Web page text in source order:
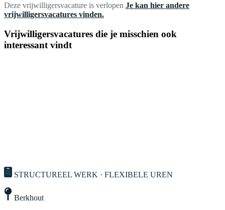
Deze vrijwilligersvacature is verlopen Je kan hier andere
vrijwilligersvacatures vinden.
Vrijwilligersvacatures die je misschien ook
interessant vindt
STRUCTUREEL WERK · FLEXIBELE UREN
Berkhout